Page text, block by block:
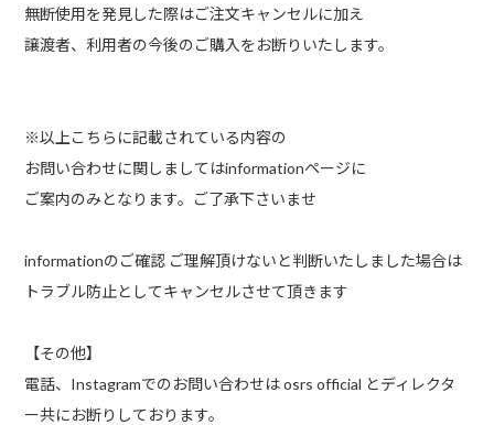
無断使用を発見した際はご注文キャンセルに加え
譲渡者、利用者の今後のご購入をお断りいたします。
※以上こちらに記載されている内容の
お問い合わせに関しましてはinformationページに
ご案内のみとなります。ご了承下さいませ
informationのご確認 ご理解頂けないと判断いたしました場合は
トラブル防止としてキャンセルさせて頂きます
【その他】
電話、Instagramでのお問い合わせは osrs official とディレクタ
ー共にお断りしております。